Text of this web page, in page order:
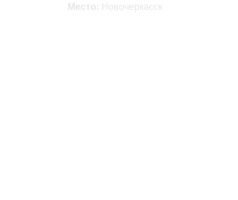
Место: Новочеркасск